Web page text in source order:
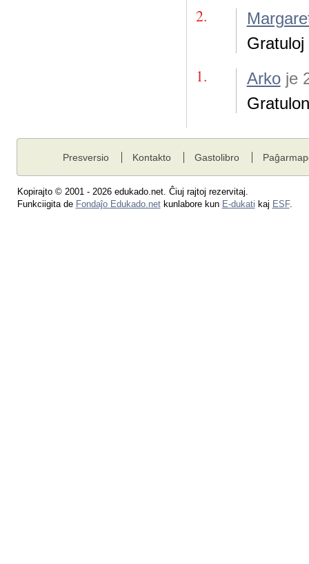
2.
Gratuloj
1. Arkoje
Presversio Kontakto Gastolibro
Kopirajto © 2001 - 2026 edukado.net. Ĉiuj rajtoj rezervitaj.
Funkciigita de Fondaĵo Edukado.netkunlabore kun E-dukati kaj ESF.